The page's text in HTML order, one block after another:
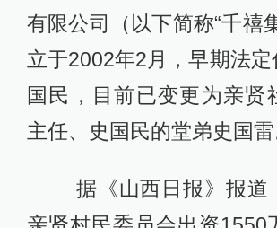
有限公司（以下简称“千禧
立于2002年2月，早期法定
国民，目前已变更为亲贤
主任、史国民的堂弟史国雷
据《山西日报》报道